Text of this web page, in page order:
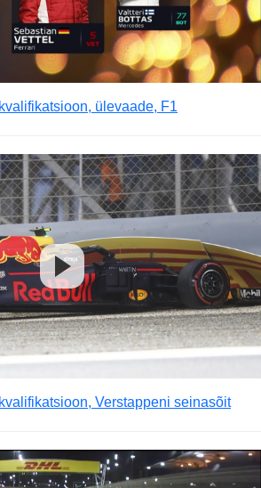
ülevaade, F1
Verstappeni seinasõit